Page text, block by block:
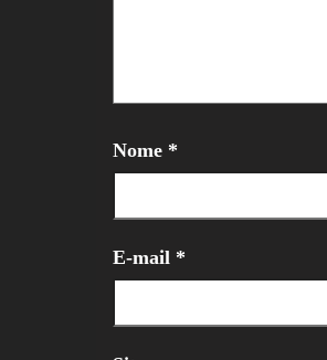
Nome *
E-mail *